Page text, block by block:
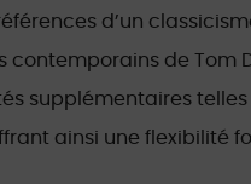
d’un
contemporains de Tom
supplémentaires
ainsi une flexibilité